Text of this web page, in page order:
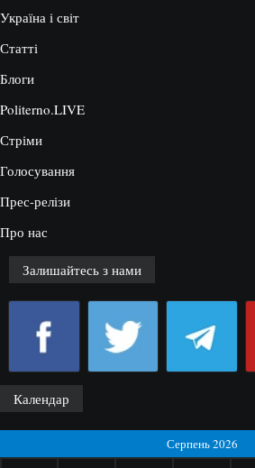
Україна і світ
Статті
Блоги
Politerno.LIVE
Стріми
Голосування
Прес-релізи
Про нас
Залишайтесь з нами
Календар
Серпень 2026